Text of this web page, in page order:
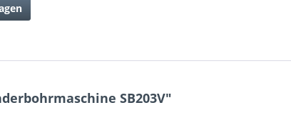
SB203V"